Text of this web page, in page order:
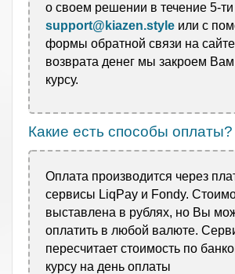
о своем решении в течение 5-
support@kiazen.style или с
формы обратной связи на
возврата денег мы закроем Вам
курсу.
Какие есть способы оплаты?
Оплата производится через
сервисы LiqPay и Fondy.
выставлена в рублях, но Вы
оплатить в любой валюте.
пересчитает стоимость по
курсу на день оплаты